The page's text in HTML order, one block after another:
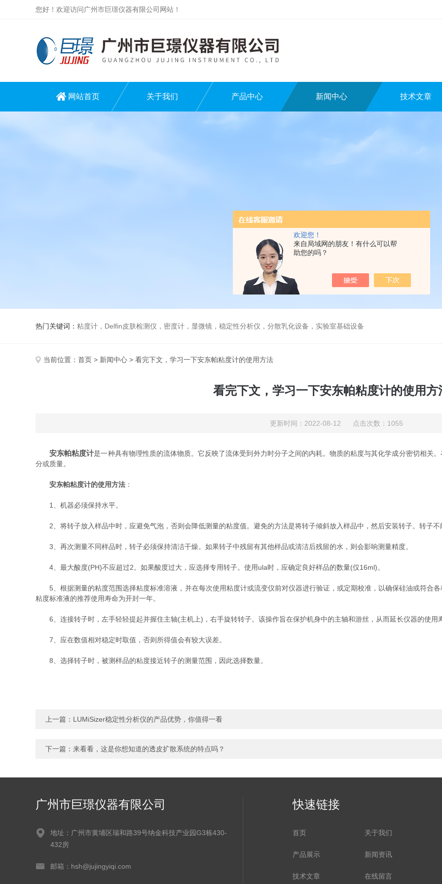
欢迎您！
来自局域网的朋友！有什么可以帮
助您的吗？
您好！欢迎访问广州市巨璟仪器有限公司网站！
网站首页 关于我们 产品中心 新闻中心 技术文章
热门关键词： 粘度计，Delfin皮肤检测仪，密度计，显微镜，稳定性分析仪，分散乳化设备，实验室基础设备
当前位置： 首页 > 新闻中心 > 看完下文，学习一下安东帕粘度计的使用方法
看完下文，学习一下安东帕粘度计的使用方
更新时间：2022-08-12 点击次数：1055
安东帕粘度计是一种具有物理性质的流体物质。它反映了流体受到外力时分子之间的内耗。物质的粘度与其化学成分密切相关
分或质量。
安东帕粘度计的使用方法 ：
1、机器必须保持水平。
2、将转子放入样品中时，应避免气泡，否则会降低测量的粘度值。避免的方法是将转子倾斜放入样品中，然后安装转子。转子
3、再次测量不同样品时，转子必须保持清洁干燥。如果转子中残留有其他样品或清洁后残留的水，则会影响测量精度。
4、最大酸度(PH)不应超过2。如果酸度过大，应选择专用转子。使用ula时，应确定良好样品的数量(仅16ml)。
5、根据测量的粘度范围选择粘度标准溶液，并在每次使用粘度计或流变仪前对仪器进行验证，或定期校准，以确保硅油或符合
粘度标准液的推荐使用寿命为开封一年。
6、连接转子时，左手轻轻提起并握住主轴(主机上)，右手旋转转子。该操作旨在保护机身中的主轴和游丝，从而延长仪器的使用
7、应在数值相对稳定时取值，否则所得值会有较大误差。
8、选择转子时，被测样品的粘度接近转子的测量范围，因此选择数量。
上一篇： LUMiSizer稳定性分析仪的产品优势，你值得一看
下一篇： 来看看，这是你想知道的透皮扩散系统的特点吗？
广州市巨璟仪器有限公司
地址：广州市黄埔区瑞和路39号纳金科技产业园G3栋430-
432房
邮箱：hsh@jujingyiqi.com
快速链接
首页 关于我们
产品展示 新闻资讯
技术文章 在线留言